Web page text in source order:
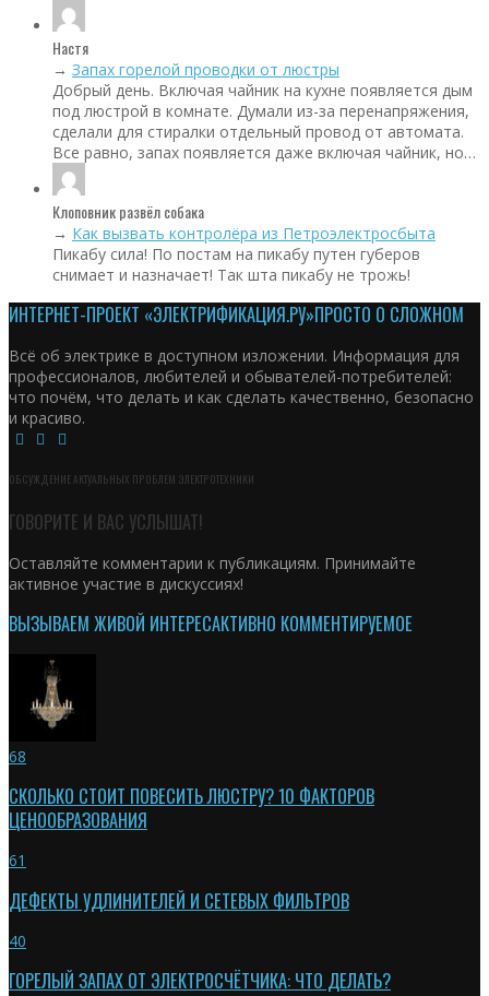
Настя
→ Запах горелой проводки от люстры
Добрый день. Включая чайник на кухне появляется дым
под люстрой в комнате. Думали из-за перенапряжения,
сделали для стиралки отдельный провод от автомата.
Все равно, запах появляется даже включая чайник, но…
Клоповник развёл собака
→ Как вызвать контролёра из Петроэлектросбыта
Пикабу сила! По постам на пикабу путен губеров
снимает и назначает! Так шта пикабу не трожь!
ИНТЕРНЕТ-ПРОЕКТ «ЭЛЕКТРИФИКАЦИЯ.РУ»ПРОСТО О СЛОЖНОМ
Всё об электрике в доступном изложении. Информация для
профессионалов, любителей и обывателей-потребителей:
что почём, что делать и как сделать качественно, безопасно
и красиво.
ОБСУЖДЕНИЕ АКТУАЛЬНЫХ ПРОБЛЕМ ЭЛЕКТРОТЕХНИКИ
ГОВОРИТЕ И ВАС УСЛЫШАТ!
Оставляйте комментарии к публикациям. Принимайте
активное участие в дискуссиях!
ВЫЗЫВАЕМ ЖИВОЙ ИНТЕРЕСАКТИВНО КОММЕНТИРУЕМОЕ
68
СКОЛЬКО СТОИТ ПОВЕСИТЬ ЛЮСТРУ? 10 ФАКТОРОВ
ЦЕНООБРАЗОВАНИЯ
61
ДЕФЕКТЫ УДЛИНИТЕЛЕЙ И СЕТЕВЫХ ФИЛЬТРОВ
40
ГОРЕЛЫЙ ЗАПАХ ОТ ЭЛЕКТРОСЧЁТЧИКА: ЧТО ДЕЛАТЬ?